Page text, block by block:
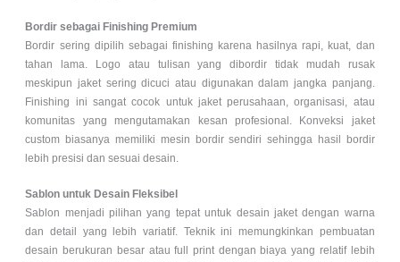
Bordir sebagai Finishing Premium
Bordir sering dipilih sebagai finishing karena hasilnya rapi, kuat, dan
tahan lama. Logo atau tulisan yang dibordir tidak mudah rusak
meskipun jaket sering dicuci atau digunakan dalam jangka panjang.
Finishing ini sangat cocok untuk jaket perusahaan, organisasi, atau
komunitas yang mengutamakan kesan profesional. Konveksi jaket
custom biasanya memiliki mesin bordir sendiri sehingga hasil bordir
lebih presisi dan sesuai desain.
Sablon untuk Desain Fleksibel
Sablon menjadi pilihan yang tepat untuk desain jaket dengan warna
dan detail yang lebih variatif. Teknik ini memungkinkan pembuatan
desain berukuran besar atau full print dengan biaya yang relatif lebih